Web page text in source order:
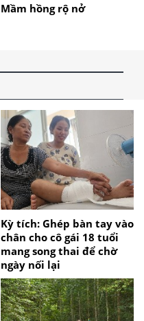
Mầm hồng rộ nở
Kỳ tích: Ghép bàn tay vào
chân cho cô gái 18 tuổi
mang song thai để chờ
ngày nối lại